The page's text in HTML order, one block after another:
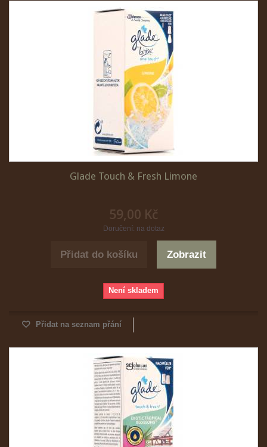
Glade Touch & Fresh Limone
59,00 Kč
Doručení: na dotaz
Přidat do košíku Zobrazit
Není skladem
Přidat na seznam přání